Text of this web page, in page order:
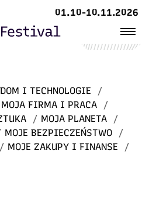
01.10-10.11.2026
I TECHNOLOGIE
/
MOJA FIRMA I PRACA
/
/ MOJA PLANETA
/
MOJE BEZPIECZEŃSTWO
/
/ MOJE ZAKUPY I FINANSE
/